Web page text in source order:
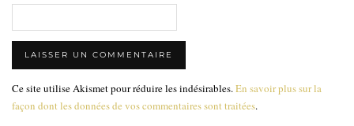
Ce site utilise Akismet pour réduire les indésirables. En savoir plus sur la
façon dont les données de vos commentaires sont traitées.